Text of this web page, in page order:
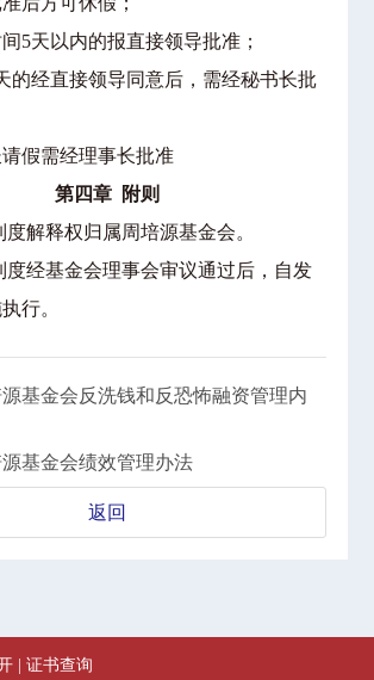
间5天以内的报直接领导批准；
的经直接领导同意后，需经秘书长批
请假需经理事长批准
第四章 附则
解释权归属周培源基金会。
度经基金会理事会审议通过后，自发
行。
源基金会反洗钱和反恐怖融资管理内
基金会绩效管理办法
返回
|证书查询